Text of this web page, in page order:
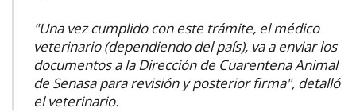
"Una vez cumplido con este trámite, el médico
veterinario (dependiendo del país), va a enviar los
documentos a la Dirección de Cuarentena Animal
de Senasa para revisión y posterior firma", detalló
el veterinario.